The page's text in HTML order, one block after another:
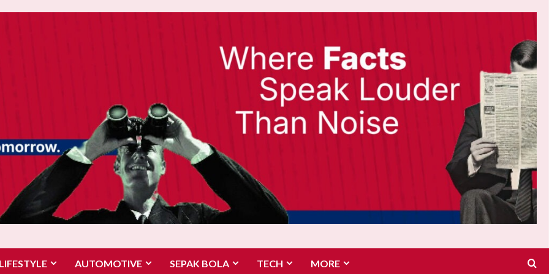
LIFESTYLE AUTOMOTIVE SEPAK BOLA TECH MORE